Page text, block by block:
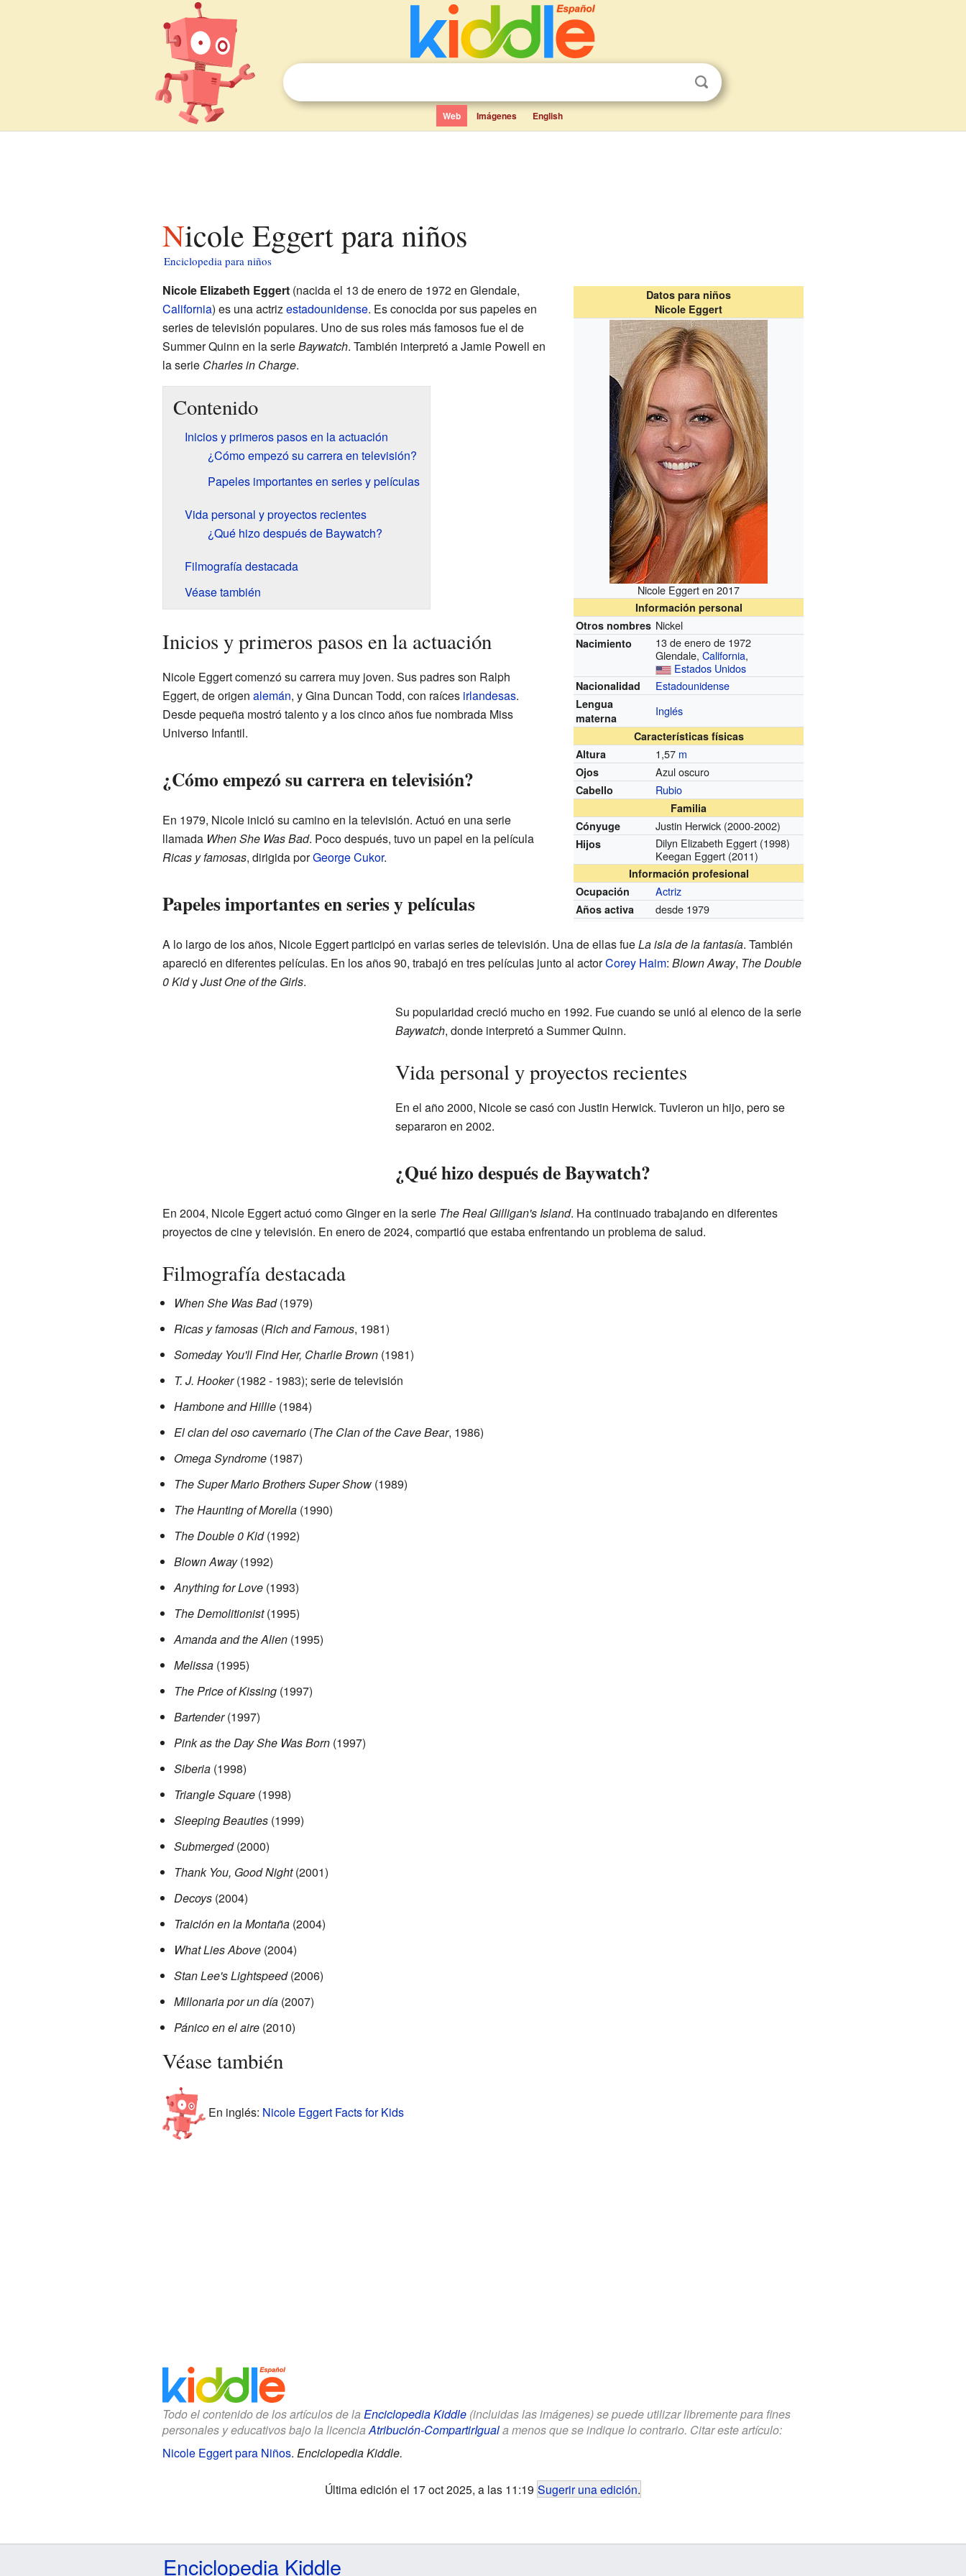
Web Imágenes English
Nicole Eggert para niños
Enciclopedia para niños
Datos para niños
Nicole Eggert
Nicole Eggert en 2017
Información personal
Otros nombres Nickel
Nacimiento
13 de enero de 1972
Glendale,California,
Estados Unidos
Nacionalidad Estadounidense
Lengua
materna
Inglés
Características físicas
Altura
1,57 m
Ojos Azul oscuro
Cabello Rubio
Familia
Cónyuge
Justin Herwick (2000-2002)
Hijos Dilyn Elizabeth Eggert (1998)
Keegan Eggert (2011)
Información profesional
Ocupación
Actriz
Años activa desde 1979
Nicole Elizabeth Eggert(nacida el 13 de enero de 1972 en Glendale,
California) es una actrizestadounidense. Es conocida por sus papeles en
series de televisión populares. Uno de sus roles más famosos fue el de
Summer Quinn en la serieBaywatch. También interpretó a Jamie Powell en
la serie Charles in Charge.
Contenido
Inicios y primeros pasos en la actuación
¿Cómo empezó su carrera en televisión?
Papeles importantes en series y películas
Vida personal y proyectos recientes
¿Qué hizo después de Baywatch?
Filmografía destacada
Véase también
Inicios y primeros pasos en la actuación
Nicole Eggert comenzó su carrera muy joven. Sus padres son Ralph
Eggert, de origen alemán, y Gina Duncan Todd, con raíces irlandesas.
Desde pequeña mostró talento y a los cinco años fue nombrada Miss
Universo Infantil.
¿Cómo empezó su carrera en televisión?
En 1979, Nicole inició su camino en la televisión. Actuó en una serie
llamada When She Was Bad. Poco después, tuvo un papel en la película
Ricas y famosas, dirigida porGeorge Cukor.
Papeles importantes en series y películas
A lo largo de los años, Nicole Eggert participó en varias series de televisión. Una de ellas fueLa isla de la fantasía. También
apareció en diferentes películas. En los años 90, trabajó en tres películas junto al actorCorey Haim: Blown Away, The Double
0 KidyJust One of the Girls.
Su popularidad creció mucho en 1992. Fue cuando se unió al elenco de la serie
Baywatch, donde interpretó a Summer Quinn.
Vida personal y proyectos recientes
En el año 2000, Nicole se casó con Justin Herwick. Tuvieron un hijo, pero se
separaron en 2002.
¿Qué hizo después de Baywatch?
En 2004, Nicole Eggert actuó como Ginger en la serie The Real Gilligan's Island. Ha continuado trabajando en diferentes
proyectos de cine y televisión. En enero de 2024, compartió que estaba enfrentando un problema de salud.
Filmografía destacada
When She Was Bad(1979)
Ricas y famosas(Rich and Famous, 1981)
Someday You'll Find Her, Charlie Brown(1981)
T. J. Hooker(1982 - 1983); serie de televisión
Hambone and Hillie(1984)
El clan del oso cavernario(The Clan of the Cave Bear, 1986)
Omega Syndrome(1987)
The Super Mario Brothers Super Show(1989)
The Haunting of Morella(1990)
The Double 0 Kid(1992)
Blown Away(1992)
Anything for Love(1993)
The Demolitionist(1995)
Amanda and the Alien(1995)
Melissa(1995)
The Price of Kissing(1997)
Bartender(1997)
Pink as the Day She Was Born(1997)
Siberia(1998)
Triangle Square(1998)
Sleeping Beauties(1999)
Submerged(2000)
Thank You, Good Night(2001)
Decoys(2004)
Traición en la Montaña(2004)
What Lies Above(2004)
Stan Lee's Lightspeed(2006)
Millonaria por un día(2007)
Pánico en el aire(2010)
Véase también
En inglés: Nicole Eggert Facts for Kids
Todo el contenido de los artículos de la Enciclopedia Kiddle(incluidas las imágenes) se puede utilizar libremente para fines
personales y educativos bajo la licenciaAtribución-CompartirIguala menos que se indique lo contrario. Citar este artículo:
Nicole Eggert para Niños. Enciclopedia Kiddle.
Última edición el 17 oct 2025, a las 11:19 Sugerir una edición.
Enciclopedia Kiddle